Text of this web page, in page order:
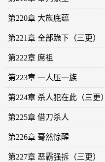
第220章 大族底蕴
第221章 全部跪下（三更）
第222章 席祖
第223章 一人压一族
第224章 杀人犯在此（三更）
第225章 借刀杀人
第226章 蓦然惊醒
第227章 恶霸强拆（三更）